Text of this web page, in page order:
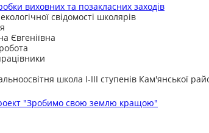
виховних та позакласних заходів
свідомості школярів
Євгеніївна
школа І-ІІІ ступенів Кам'янської
"Зробимо свою землю кращою"